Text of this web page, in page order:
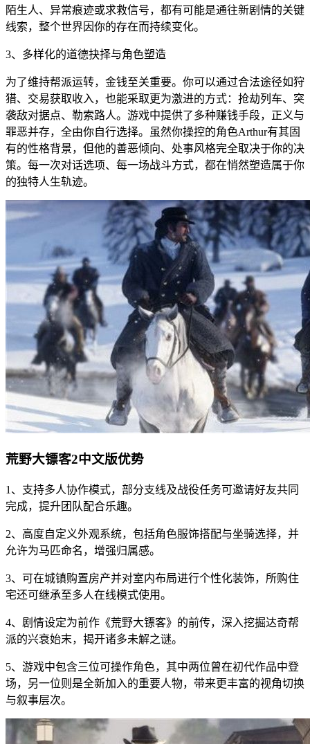
陌生人、异常痕迹或求救信号，都有可能是通往新剧情的关键
线索，整个世界因你的存在而持续变化。
3、多样化的道德抉择与角色塑造
为了维持帮派运转，金钱至关重要。你可以通过合法途径如狩
猎、交易获取收入，也能采取更为激进的方式：抢劫列车、突
袭敌对据点、勒索路人。游戏中提供了多种赚钱手段，正义与
罪恶并存，全由你自行选择。虽然你操控的角色Arthur有其固
有的性格背景，但他的善恶倾向、处事风格完全取决于你的决
策。每一次对话选项、每一场战斗方式，都在悄然塑造属于你
的独特人生轨迹。
荒野大镖客2中文版优势
1、支持多人协作模式，部分支线及战役任务可邀请好友共同
完成，提升团队配合乐趣。
2、高度自定义外观系统，包括角色服饰搭配与坐骑选择，并
允许为马匹命名，增强归属感。
3、可在城镇购置房产并对室内布局进行个性化装饰，所购住
宅还可继承至多人在线模式使用。
4、剧情设定为前作《荒野大镖客》的前传，深入挖掘达奇帮
派的兴衰始末，揭开诸多未解之谜。
5、游戏中包含三位可操作角色，其中两位曾在初代作品中登
场，另一位则是全新加入的重要人物，带来更丰富的视角切换
与叙事层次。